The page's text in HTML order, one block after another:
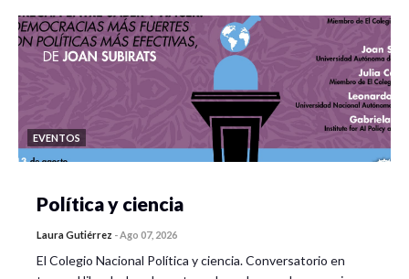
EVENTOS
Política y ciencia
Laura Gutiérrez -Ago 07, 2026
El Colegio Nacional Política y ciencia. Conversatorio en